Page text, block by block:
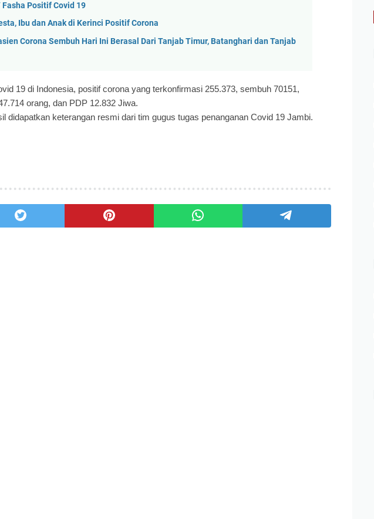
Positif Covid 19
Ibu dan Anak di Kerinci Positif Corona
Corona Sembuh Hari Ini Berasal Dari Tanjab Timur, Batanghari dan Tanjab
19 di Indonesia, positif corona yang terkonfirmasi 255.373, sembuh 70151,
orang, dan PDP 12.832 Jiwa.
didapatkan keterangan resmi dari tim gugus tugas penanganan Covid 19 Jambi.